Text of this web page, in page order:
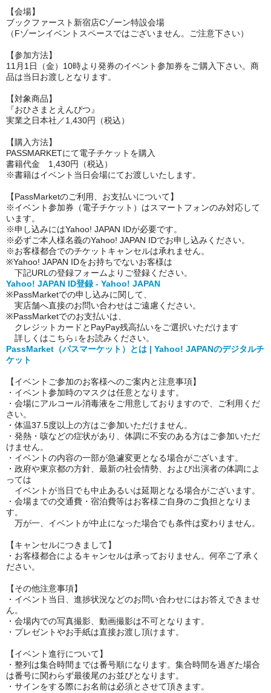
【会場】
ブックファースト新宿店Cゾーン特設会場
（Fゾーンイベントスペースではございません。ご注意下さい）
【参加方法】
11月1日（金）10時より発券のイベント参加券をご購入下さい。商
品は当日お渡しとなります。
【対象商品】
『おひさまとえんぴつ』
実業之日本社／1,430円（税込）
【購入方法】
PASSMARKETにて電子チケットを購入
書籍代金 1,430円（税込）
※書籍はイベント当日会場にてお渡しいたします。
【PassMarketのご利用、お支払いについて】
※イベント参加券（電子チケット）はスマートフォンのみ対応して
います。
※申し込みにはYahoo! JAPAN IDが必要です。
※必ずご本人様名義のYahoo! JAPAN IDでお申し込みください。
※お客様都合でのチケットキャンセルは承れません。
※Yahoo! JAPAN IDをお持ちでないお客様は
下記URLの登録フォームよりご登録ください。
Yahoo! JAPAN ID登録 - Yahoo! JAPAN
※PassMarketでの申し込みに関して、
実店舗へ直接のお問い合わせはご遠慮ください。
※PassMarketでのお支払いは、
クレジットカードとPayPay残高払いをご選択いただけます
詳しくはこちら↓をお読みください。
PassMarket（パスマーケット）とは | Yahoo! JAPANのデジタルチ
ケット
【イベントご参加のお客様へのご案内と注意事項】
・イベント参加時のマスクは任意となります。
・会場にアルコール消毒液をご用意しておりますので、ご利用くだ
さい。
・体温37.5度以上の方はご参加いただけません。
・発熱・咳などの症状があり、体調に不安のある方はご参加いただ
けません。
・イベントの内容の一部が急遽変更となる場合がございます。
・政府や東京都の方針、最新の社会情勢、および出演者の体調によ
っては
イベントが当日でも中止あるいは延期となる場合がございます。
・会場までの交通費・宿泊費等はお客様ご自身のご負担となりま
す。
万が一、イベントが中止になった場合でも条件は変わりません。
【キャンセルにつきまして】
・お客様都合によるキャンセルは承っておりません。何卒ご了承く
ださい。
【その他注意事項】
・イベント当日、進捗状況などのお問い合わせにはお答えできませ
ん。
・会場内での写真撮影、動画撮影は不可となります。
・プレゼントやお手紙は直接お渡し頂けます。
【イベント進行について】
・整列は集合時間までは番号順になります。集合時間を過ぎた場合
は番号に関わらず最後尾のお並びとなります。
・サインをする際にお名前は必須とさせて頂きます。